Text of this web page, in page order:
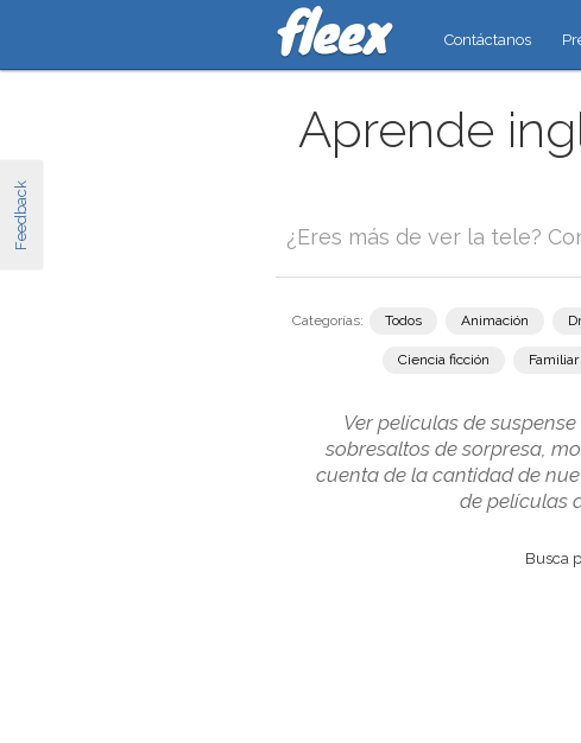
Feedback
Contáctanos
Aprende
¿Eres más de ver la tele?
Categorías: Todos Animación
Ciencia ficción Familiar
Ver películas de
sobresaltos de sorpresa,
cuenta de la cantidad de
de películas
Busca